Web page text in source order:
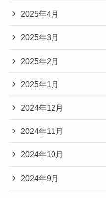
2025年4月
2025年3月
2025年2月
2025年1月
2024年12月
2024年11月
2024年10月
2024年9月